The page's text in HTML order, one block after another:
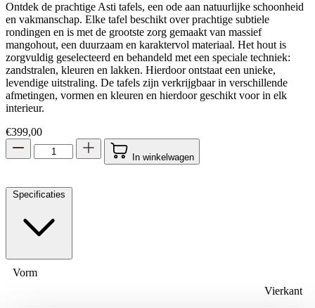
Ontdek de prachtige Asti tafels, een ode aan natuurlijke schoonheid
en vakmanschap. Elke tafel beschikt over prachtige subtiele
rondingen en is met de grootste zorg gemaakt van massief
mangohout, een duurzaam en karaktervol materiaal. Het hout is
zorgvuldig geselecteerd en behandeld met een speciale techniek:
zandstralen, kleuren en lakken. Hierdoor ontstaat een unieke,
levendige uitstraling. De tafels zijn verkrijgbaar in verschillende
afmetingen, vormen en kleuren en hierdoor geschikt voor in elk
interieur.
€399,00
In winkelwagen
Specificaties
Vorm
Vierkant